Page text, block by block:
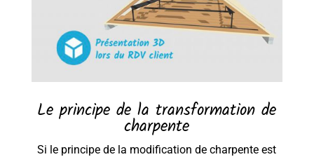
Le principe de la transformation de
charpente
Si le principe de la modification de charpente est